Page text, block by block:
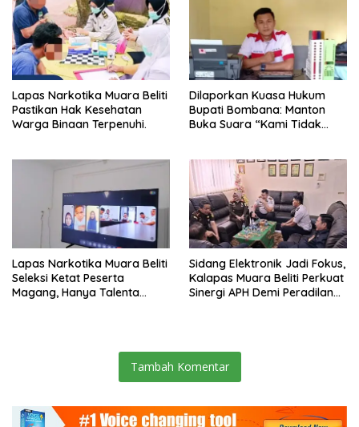
Lapas Narkotika Muara Beliti
Pastikan Hak Kesehatan
Warga Binaan Terpenuhi.
Dilaporkan Kuasa Hukum
Bupati Bombana: Manton
Buka Suara “Kami Tidak
Lapas Narkotika Muara Beliti
Seleksi Ketat Peserta
Magang, Hanya Talenta
Sidang Elektronik Jadi Fokus,
Kalapas Muara Beliti Perkuat
Sinergi APH Demi Peradilan
Tambah Komentar